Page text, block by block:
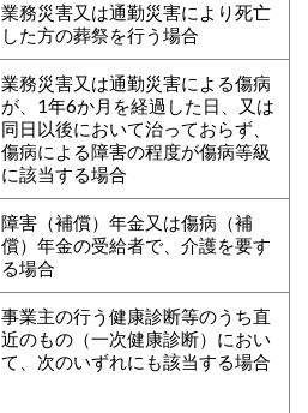
業務災害又は通勤災害により死亡
した方の葬祭を行う場合
業務災害又は通勤災害による傷病
が、1年6か月を経過した日、又は
同日以後において治っておらず、
傷病による障害の程度が傷病等級
に該当する場合
障害（補償）年金又は傷病（補
償）年金の受給者で、介護を要す
る場合
事業主の行う健康診断等のうち直
近のもの（一次健康診断）におい
て、次のいずれにも該当する場合